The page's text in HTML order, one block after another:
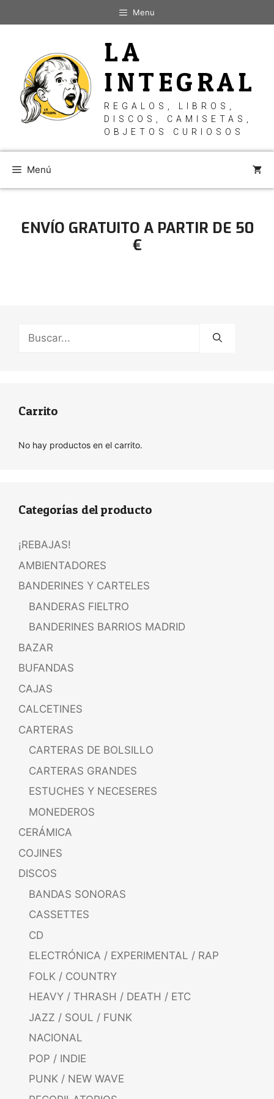
al
Menu
LA
INTEGRAL
REGALOS, LIBROS,
DISCOS, CAMISETAS,
OBJETOS CURIOSOS
Menú
ENVÍO GRATUITO A PARTIR DE 50
€
Buscar:
Carrito
No hay productos en el carrito.
Categorías del producto
¡REBAJAS!
AMBIENTADORES
BANDERINES Y CARTELES
BANDERAS FIELTRO
BANDERINES BARRIOS MADRID
BAZAR
BUFANDAS
CAJAS
CALCETINES
CARTERAS
CARTERAS DE BOLSILLO
CARTERAS GRANDES
ESTUCHES Y NECESERES
MONEDEROS
CERÁMICA
COJINES
DISCOS
BANDAS SONORAS
CASSETTES
CD
ELECTRÓNICA / EXPERIMENTAL / RAP
FOLK / COUNTRY
HEAVY / THRASH / DEATH / ETC
JAZZ / SOUL / FUNK
NACIONAL
POP / INDIE
PUNK / NEW WAVE